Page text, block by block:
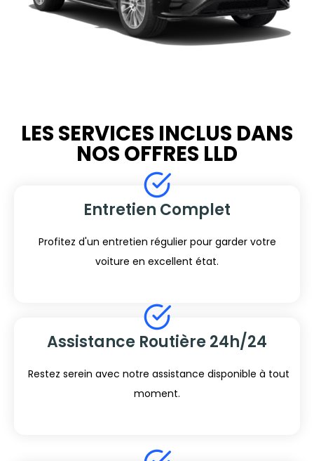
LES SERVICES INCLUS DANS
NOS OFFRES LLD
Entretien Complet
Profitez d'un entretien régulier pour garder votre
voiture en excellent état.
Assistance Routière 24h/24
Restez serein avec notre assistance disponible à tout
moment.